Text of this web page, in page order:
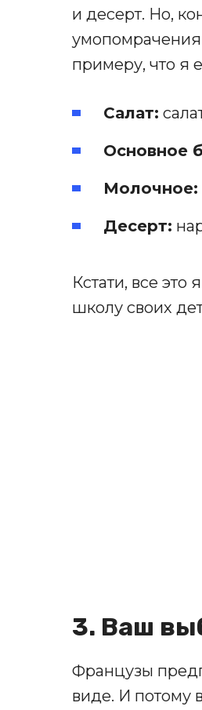
и десерт. Но,
умопомрачения
примеру, что я
Салат:
Основное
Молочное:
Десерт:
Кстати, все это
школу своих
3. Ваш
Французы
виде. И потому